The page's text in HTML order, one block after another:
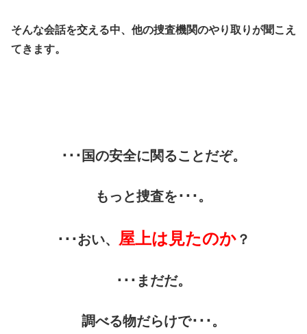
そんな会話を交える中、他の捜査機関のやり取りが聞こえ
てきます。
･･･国の安全に関ることだぞ。
もっと捜査を･･･。
･･･おい、 屋上は見たのか ？
･･･まだだ。
調べる物だらけで･･･。